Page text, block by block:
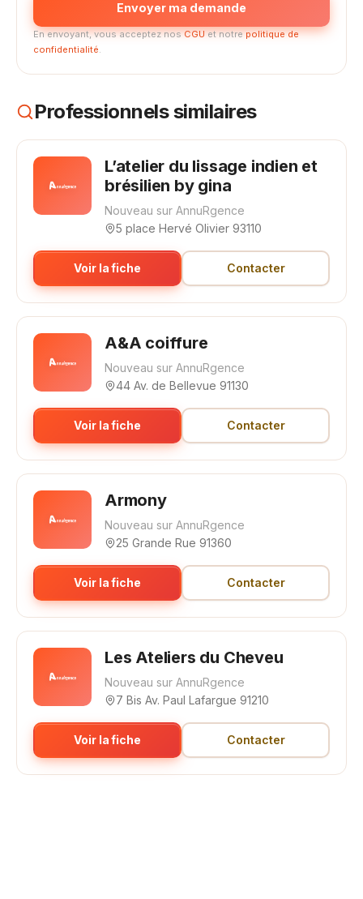
Envoyer ma demande
En envoyant, vous acceptez nosCGUet notrepolitique de
confidentialité.
Professionnels similaires
L’atelier du lissage indien et
brésilien by gina
Nouveau sur AnnuRgence
5 place Hervé Olivier 93110
Voir la fiche Contacter
A&A coiffure
Nouveau sur AnnuRgence
44 Av. de Bellevue 91130
Voir la fiche Contacter
Armony
Nouveau sur AnnuRgence
25 Grande Rue 91360
Voir la fiche Contacter
Les Ateliers du Cheveu
Nouveau sur AnnuRgence
7 Bis Av. Paul Lafargue 91210
Voir la fiche Contacter